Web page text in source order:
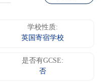
学校性质:
英国寄宿学校
是否有GCSE:
否